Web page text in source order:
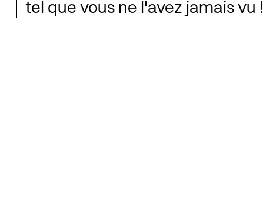
tel que vous ne l'avez jamais vu !